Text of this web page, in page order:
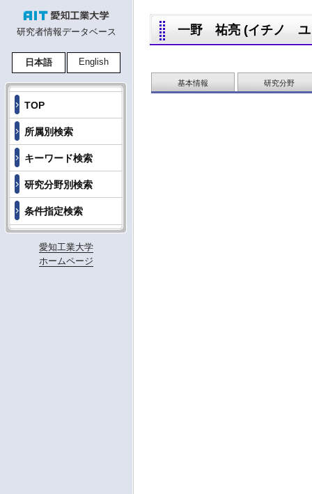
研究者情報データベース
日本語 English
TOP
所属別検索
キーワード検索
研究分野別検索
条件指定検索
愛知工業大学
ホームページ
一野 祐亮 (イチノ ユ
基本情報 研究分野